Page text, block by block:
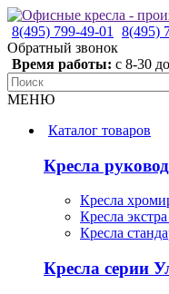
8(495) 799-49-01 8(495)
Обратный звонок
Время работы: с 8-30
МЕНЮ
Каталог товаров
Кресла
Кресла
Кресла
Кресла
Кресла серии